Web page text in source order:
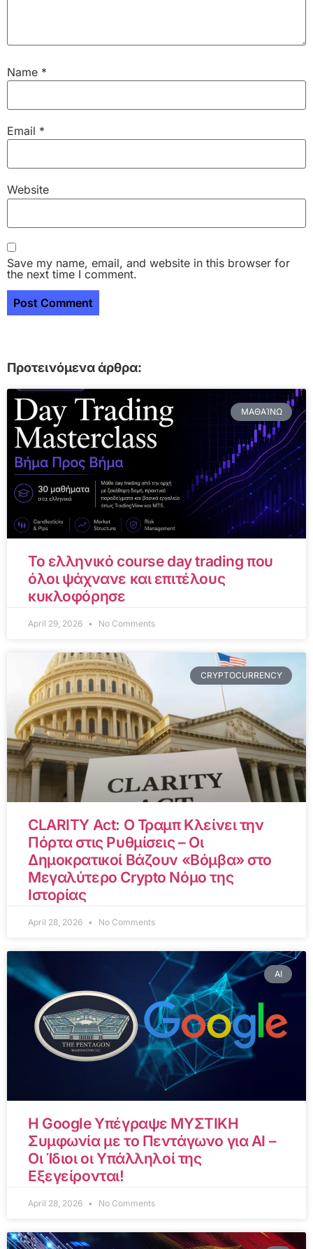
Name *
Email *
Website
Save my name, email, and website in this browser for
the next time I comment.
Προτεινόμενα άρθρα:
ΜΑΘΑΊΝΩ
Το ελληνικό course day trading που
όλοι ψάχνανε και επιτέλους
κυκλοφόρησε
April 29, 2026 No Comments
CRYPTOCURRENCY
CLARITY Act: Ο Τραμπ Κλείνει την
Πόρτα στις Ρυθμίσεις – Οι
Δημοκρατικοί Βάζουν «Βόμβα» στο
Μεγαλύτερο Crypto Νόμο της
Ιστορίας
April 28, 2026 No Comments
AI
Η Google Υπέγραψε ΜΥΣΤΙΚΗ
Συμφωνία με το Πεντάγωνο για AI –
Οι Ίδιοι οι Υπάλληλοί της
Εξεγείρονται!
April 28, 2026 No Comments